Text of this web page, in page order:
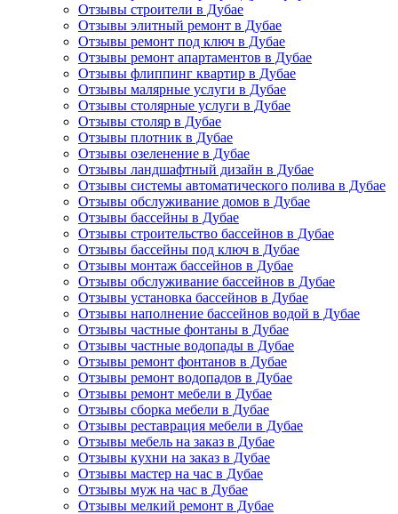
Отзывы строители в Дубае
Отзывы элитный ремонт в Дубае
Отзывы ремонт под ключ в Дубае
Отзывы ремонт апартаментов в Дубае
Отзывы флиппинг квартир в Дубае
Отзывы малярные услуги в Дубае
Отзывы столярные услуги в Дубае
Отзывы столяр в Дубае
Отзывы плотник в Дубае
Отзывы озеленение в Дубае
Отзывы ландшафтный дизайн в Дубае
Отзывы системы автоматического полива в Дубае
Отзывы обслуживание домов в Дубае
Отзывы бассейны в Дубае
Отзывы строительство бассейнов в Дубае
Отзывы бассейны под ключ в Дубае
Отзывы монтаж бассейнов в Дубае
Отзывы обслуживание бассейнов в Дубае
Отзывы установка бассейнов в Дубае
Отзывы наполнение бассейнов водой в Дубае
Отзывы частные фонтаны в Дубае
Отзывы частные водопады в Дубае
Отзывы ремонт фонтанов в Дубае
Отзывы ремонт водопадов в Дубае
Отзывы ремонт мебели в Дубае
Отзывы сборка мебели в Дубае
Отзывы реставрация мебели в Дубае
Отзывы мебель на заказ в Дубае
Отзывы кухни на заказ в Дубае
Отзывы мастер на час в Дубае
Отзывы муж на час в Дубае
Отзывы мелкий ремонт в Дубае